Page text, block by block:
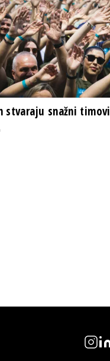
stvaraju snažni timovi